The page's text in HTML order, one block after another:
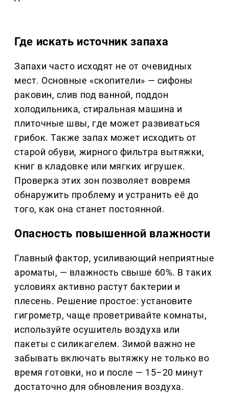
Где искать источник запаха
Запахи часто исходят не от очевидных
мест. Основные «скопители» — сифоны
раковин, слив под ванной, поддон
холодильника, стиральная машина и
плиточные швы, где может развиваться
грибок. Также запах может исходить от
старой обуви, жирного фильтра вытяжки,
книг в кладовке или мягких игрушек.
Проверка этих зон позволяет вовремя
обнаружить проблему и устранить её до
того, как она станет постоянной.
Опасность повышенной влажности
Главный фактор, усиливающий неприятные
ароматы, — влажность свыше 60%. В таких
условиях активно растут бактерии и
плесень. Решение простое: установите
гигрометр, чаще проветривайте комнаты,
используйте осушитель воздуха или
пакеты с силикагелем. Зимой важно не
забывать включать вытяжку не только во
время готовки, но и после — 15–20 минут
достаточно для обновления воздуха.